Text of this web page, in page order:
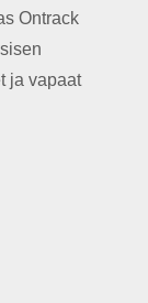
Ontrack
ja vapaat